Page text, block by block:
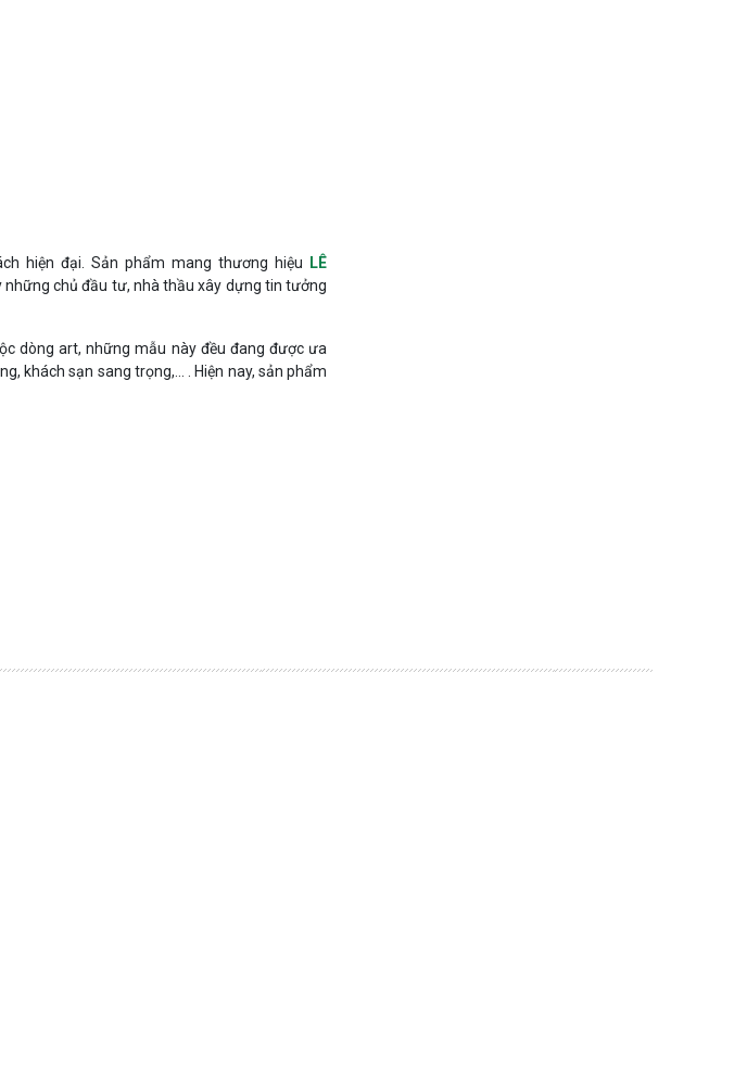
hiện đại. Sản phẩm mang thương hiệu
LÊ
chủ đầu tư, nhà thầu xây dựng tin tưởng
dòng art, những mẫu này đều đang được ưa
khách sạn sang trọng,... . Hiện nay, sản phẩm